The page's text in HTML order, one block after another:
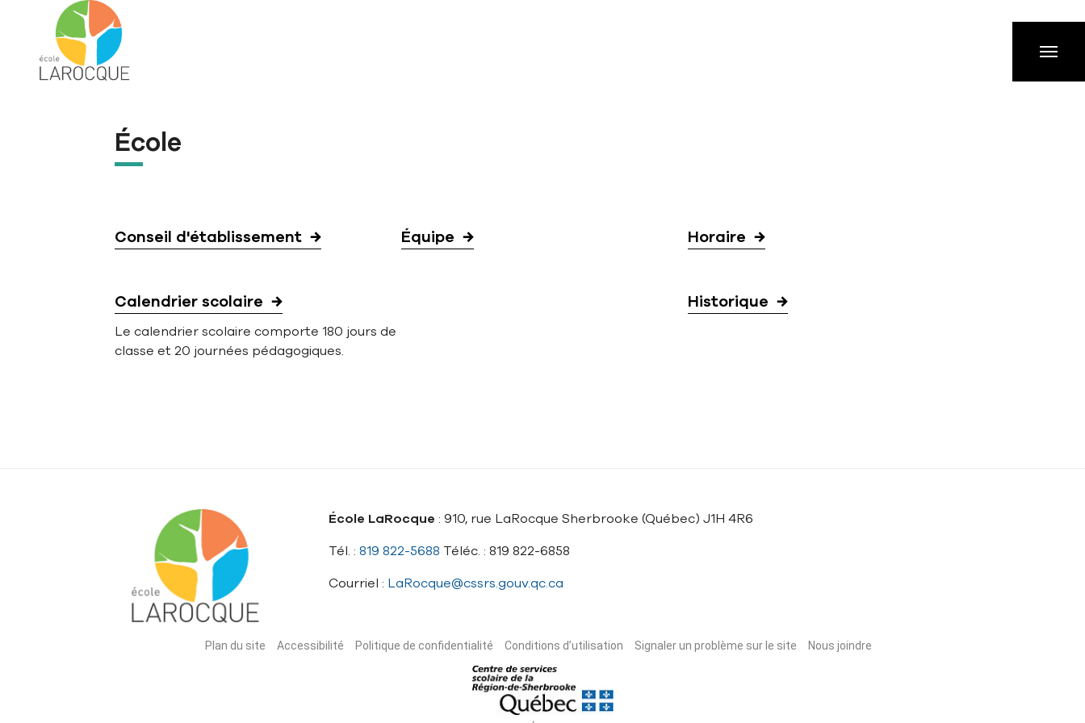
Aller à la navigation principale
Aller au contenu principal
Passer au pied de page
École
Conseil d'établissement Équipe Horaire
Calendrier scolaire
Le calendrier scolaire comporte 180 jours de
classe et 20 journées pédagogiques.
Historique
École LaRocque : 910, rue LaRocque Sherbrooke (Québec) J1H 4R6
Tél. : 819 822-5688 Téléc. : 819 822-6858
Courriel : LaRocque@cssrs.gouv.qc.ca
Plan du site Accessibilité Politique de confidentialité Conditions d’utilisation Signaler un problème sur le site Nous joindre